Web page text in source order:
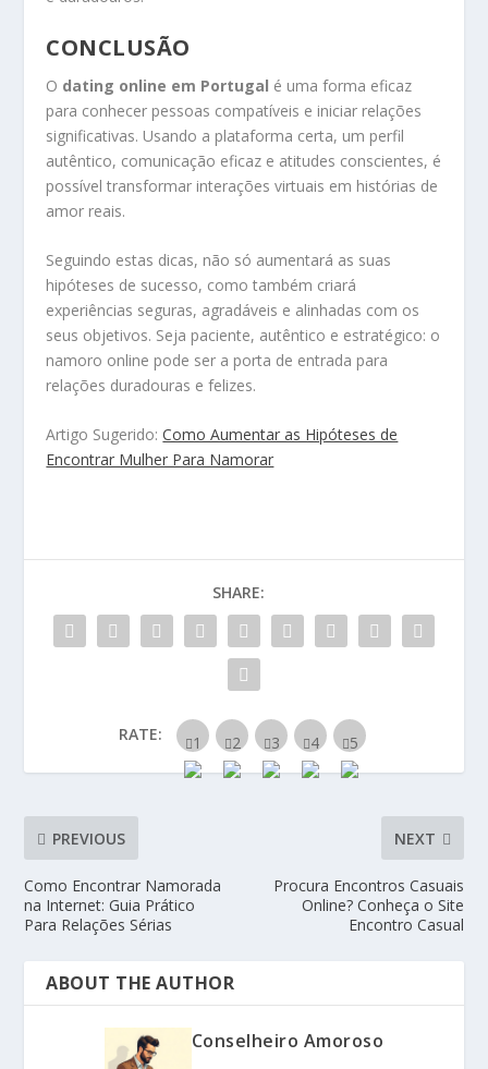
CONCLUSÃO
O dating online em Portugal é uma forma eficaz
para conhecer pessoas compatíveis e iniciar relações
significativas. Usando a plataforma certa, um perfil
autêntico, comunicação eficaz e atitudes conscientes, é
possível transformar interações virtuais em histórias de
amor reais.
Seguindo estas dicas, não só aumentará as suas
hipóteses de sucesso, como também criará
experiências seguras, agradáveis e alinhadas com os
seus objetivos. Seja paciente, autêntico e estratégico: o
namoro online pode ser a porta de entrada para
relações duradouras e felizes.
Artigo Sugerido:Como Aumentar as Hipóteses de
Encontrar Mulher Para Namorar
SHARE:
RATE:
PREVIOUS
Como Encontrar Namorada
na Internet: Guia Prático
Para Relações Sérias
NEXT
Procura Encontros Casuais
Online? Conheça o Site
Encontro Casual
ABOUT THE AUTHOR
Conselheiro Amoroso